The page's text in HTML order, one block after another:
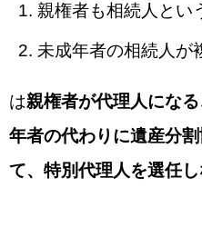
親権者も相続人とい
未成年者の相続人が
は親権者が代理人にな
年者の代わりに遺産分
て、特別代理人を選任し